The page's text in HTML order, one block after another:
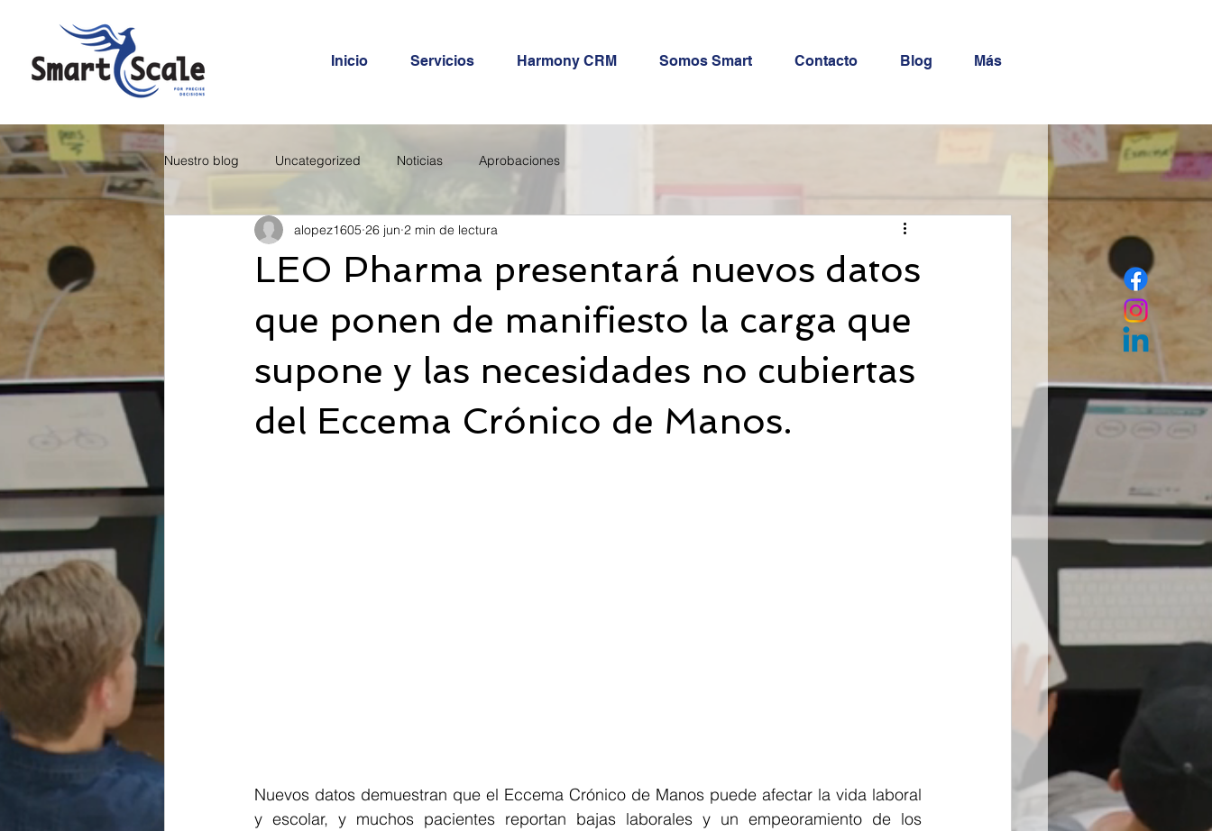
Inicio Servicios Harmony CRM Somos Smart Contacto Blog Más
Nuestro blog Uncategorized Noticias Aprobaciones
LEO Pharma presentará nuevos datos
que ponen de manifiesto la carga que
supone y las necesidades no cubiertas
del Eccema Crónico de Manos.
alopez1605 26 jun 2 min de lectura
Nuevos datos demuestran que el Eccema Crónico de Manos puede afectar la vida laboral
y escolar, y muchos pacientes reportan bajas laborales y un empeoramiento de los